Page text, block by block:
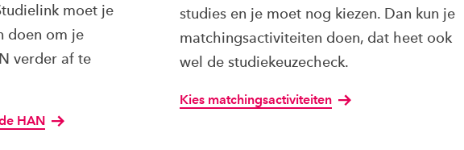
moet je
doen om je
verder af te
HAN
studies en je moet nog kiezen. Dan kun je
matchingsactiviteiten doen, dat heet ook
wel de studiekeuzecheck.
Kies matchingsactiviteiten